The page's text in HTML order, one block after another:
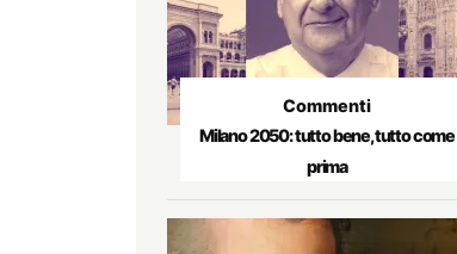
Commenti
Milano 2050: tutto bene, tutto come
prima